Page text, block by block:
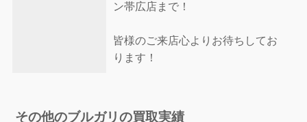
ン帯広店まで！
皆様のご来店心よりお待ちしてお
ります！
その他のブルガリの買取実績